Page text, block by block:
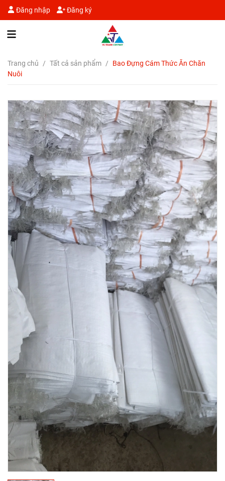
Đăng nhập Đăng ký
Trang chủ / Tất cả sản phẩm /
Bao Đựng Cám Thức Ăn Chăn
Nuôi